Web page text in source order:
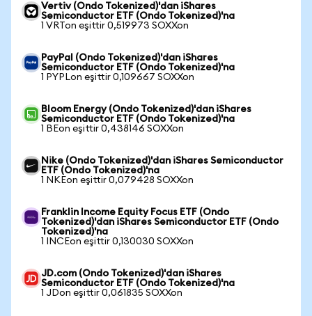
Vertiv (Ondo Tokenized)'dan iShares
Semiconductor ETF (Ondo Tokenized)'na
1 VRTon eşittir 0,519973 SOXXon
PayPal (Ondo Tokenized)'dan iShares
Semiconductor ETF (Ondo Tokenized)'na
1 PYPLon eşittir 0,109667 SOXXon
Bloom Energy (Ondo Tokenized)'dan iShares
Semiconductor ETF (Ondo Tokenized)'na
1 BEon eşittir 0,438146 SOXXon
Nike (Ondo Tokenized)'dan iShares Semiconductor
ETF (Ondo Tokenized)'na
1 NKEon eşittir 0,079428 SOXXon
Franklin Income Equity Focus ETF (Ondo
Tokenized)'dan iShares Semiconductor ETF (Ondo
Tokenized)'na
1 INCEon eşittir 0,130030 SOXXon
JD.com (Ondo Tokenized)'dan iShares
Semiconductor ETF (Ondo Tokenized)'na
1 JDon eşittir 0,061835 SOXXon